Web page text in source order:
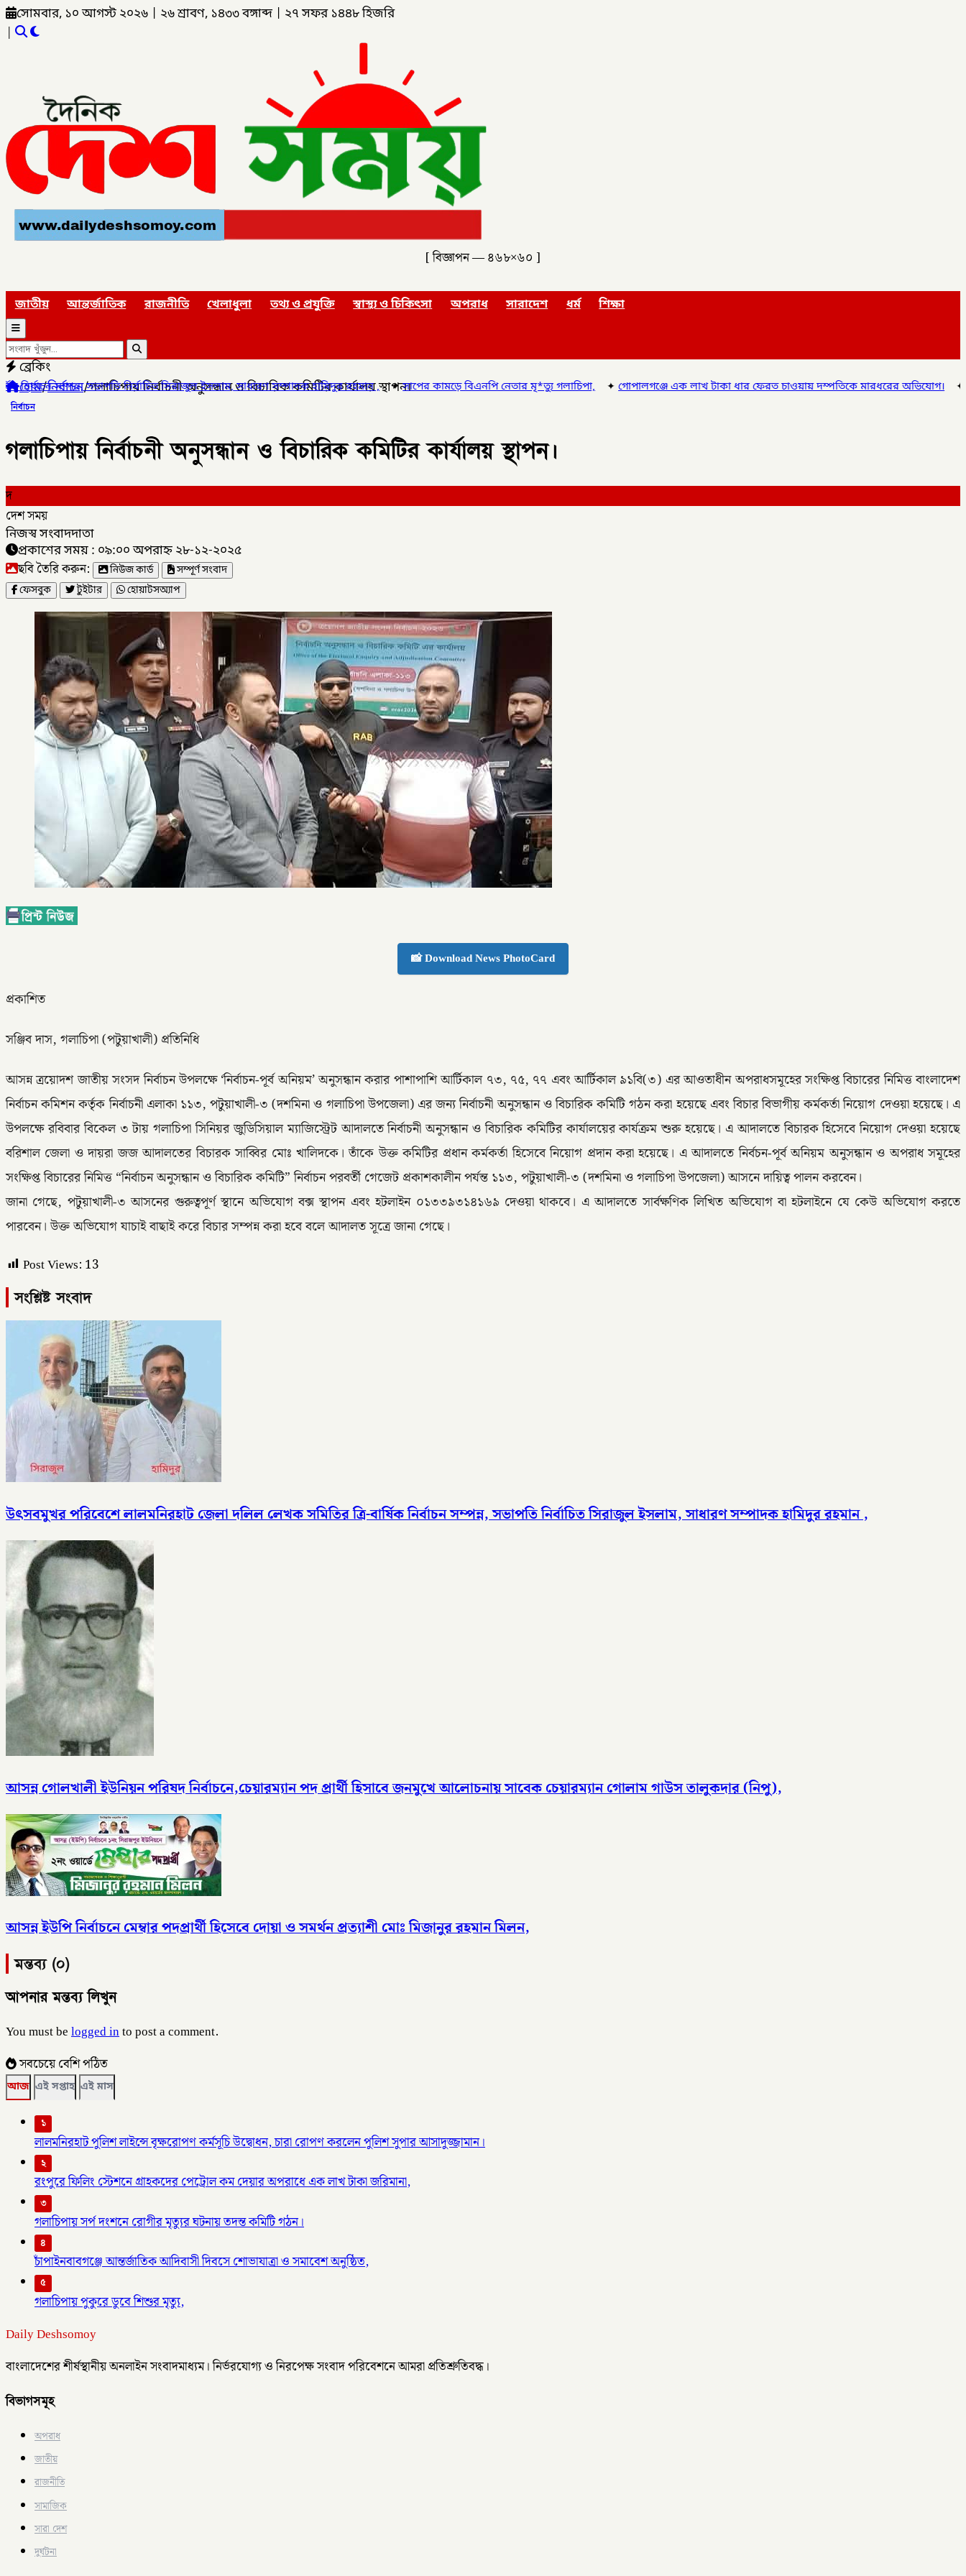
সোমবার, ১০ আগস্ট ২০২৬ ২৬ শ্রাবণ, ১৪৩৩ বঙ্গাব্দ ২৭ সফর ১৪৪৮ হিজরি
|
[ বিজ্ঞাপন — ৪৬৮×৬০ ]
জাতীয় আন্তর্জাতিক রাজনীতি খেলাধুলা তথ্য ও প্রযুক্তি স্বাস্থ্য ও চিকিৎসা অপরাধ সারাদেশ ধর্ম শিক্ষা
ব্রেকিং
নির্বাচিত সিরাজুল ইসলাম, সাধারণ সম্পাদক হামিদুর রহমান ,✦সাপের কামড়ে বিএনপি নেতার মৃ*ত্যু গলাচিপা,✦গোপালগঞ্জে এক লাখ টাকা ধার ফেরত চাওয়ায় দম্পতিকে মারধরের অভিযোগ।✦গোপালগঞ্জে ৮০ বোতল
হোম/নির্বাচন/গলাচিপায় নির্বাচনী অনুসন্ধান ও বিচারিক কমিটির কার্যালয় স্থাপন।
নির্বাচন
গলাচিপায় নির্বাচনী অনুসন্ধান ও বিচারিক কমিটির কার্যালয় স্থাপন।
দ
দেশ সময়
নিজস্ব সংবাদদাতা
প্রকাশের সময় : ০৯:০০ অপরাহ্ন ২৮-১২-২০২৫
ছবি তৈরি করুন: নিউজ কার্ড
সম্পূর্ণ সংবাদ
ফেসবুক
টুইটার হোয়াটসঅ্যাপ
📸 Download News PhotoCard
প্রকাশিত
সঞ্জিব দাস, গলাচিপা (পটুয়াখালী) প্রতিনিধি
আসন্ন ত্রয়োদশ জাতীয় সংসদ নির্বাচন উপলক্ষে ‘নির্বাচন-পূর্ব অনিয়ম’ অনুসন্ধান করার পাশাপাশি আর্টিকাল ৭৩, ৭৫, ৭৭ এবং আর্টিকাল ৯১বি(৩) এর আওতাধীন অপরাধসমূহের সংক্ষিপ্ত বিচারের নিমিত্ত বাংলাদেশ
নির্বাচন কমিশন কর্তৃক নির্বাচনী এলাকা ১১৩, পটুয়াখালী-৩ (দশমিনা ও গলাচিপা উপজেলা) এর জন্য নির্বাচনী অনুসন্ধান ও বিচারিক কমিটি গঠন করা হয়েছে এবং বিচার বিভাগীয় কর্মকর্তা নিয়োগ দেওয়া হয়েছে। এ
উপলক্ষে রবিবার বিকেল ৩ টায় গলাচিপা সিনিয়র জুডিসিয়াল ম্যাজিস্ট্রেট আদালতে নির্বাচনী অনুসন্ধান ও বিচারিক কমিটির কার্যালয়ের কার্যক্রম শুরু হয়েছে। এ আদালতে বিচারক হিসেবে নিয়োগ দেওয়া হয়েছে
বরিশাল জেলা ও দায়রা জজ আদালতের বিচারক সাব্বির মোঃ খালিদকে। তাঁকে উক্ত কমিটির প্রধান কর্মকর্তা হিসেবে নিয়োগ প্রদান করা হয়েছে। এ আদালতে নির্বচন-পূর্ব অনিয়ম অনুসন্ধান ও অপরাধ সমূহের
সংক্ষিপ্ত বিচারের নিমিত্ত “নির্বাচন অনুসন্ধান ও বিচারিক কমিটি” নির্বাচন পরবর্তী গেজেট প্রকাশকালীন পর্যন্ত ১১৩, পটুয়াখালী-৩ (দশমিনা ও গলাচিপা উপজেলা) আসনে দায়িত্ব পালন করবেন।
জানা গেছে, পটুয়াখালী-৩ আসনের গুরুত্বপূর্ণ স্থানে অভিযোগ বক্স স্থাপন এবং হটলাইন ০১৩৩৯৩১৪১৬৯ দেওয়া থাকবে। এ আদালতে সার্বক্ষণিক লিখিত অভিযোগ বা হটলাইনে যে কেউ অভিযোগ করতে
পারবেন। উক্ত অভিযোগ যাচাই বাছাই করে বিচার সম্পন্ন করা হবে বলে আদালত সূত্রে জানা গেছে।
Post Views: 13
সংশ্লিষ্ট সংবাদ
উৎসবমুখর পরিবেশে লালমনিরহাট জেলা দলিল লেখক সমিতির ত্রি-বার্ষিক নির্বাচন সম্পন্ন, সভাপতি নির্বাচিত সিরাজুল ইসলাম, সাধারণ সম্পাদক হামিদুর রহমান ,
আসন্ন গোলখালী ইউনিয়ন পরিষদ নির্বাচনে,চেয়ারম্যান পদ প্রার্থী হিসাবে জনমুখে আলোচনায় সাবেক চেয়ারম্যান গোলাম গাউস তালুকদার (নিপু),
আসন্ন ইউপি নির্বাচনে মেম্বার পদপ্রার্থী হিসেবে দোয়া ও সমর্থন প্রত্যাশী মোঃ মিজানুর রহমান মিলন,
মন্তব্য (০)
আপনার মন্তব্য লিখুন
You must belogged into post a comment.
সবচেয়ে বেশি পঠিত
আজ এই সপ্তাহ এই মাস
১
লালমনিরহাট পুলিশ লাইন্সে বৃক্ষরোপণ কর্মসূচি উদ্বোধন, চারা রোপণ করলেন পুলিশ সুপার আসাদুজ্জামান।
২
রংপুরে ফিলিং স্টেশনে গ্রাহকদের পেট্রোল কম দেয়ার অপরাধে এক লাখ টাকা জরিমানা,
৩
গলাচিপায় সর্প দংশনে রোগীর মৃত্যুর ঘটনায় তদন্ত কমিটি গঠন।
৪
চাঁপাইনবাবগঞ্জে আন্তর্জাতিক আদিবাসী দিবসে শোভাযাত্রা ও সমাবেশ অনুষ্ঠিত,
৫
গলাচিপায় পুকুরে ডুবে শিশুর মৃত্যু,
Daily Deshsomoy
বাংলাদেশের শীর্ষস্থানীয় অনলাইন সংবাদমাধ্যম। নির্ভরযোগ্য ও নিরপেক্ষ সংবাদ পরিবেশনে আমরা প্রতিশ্রুতিবদ্ধ।
বিভাগসমূহ
অপরাধ
জাতীয়
রাজনীতি
সামাজিক
সারা দেশ
দুর্ঘটনা